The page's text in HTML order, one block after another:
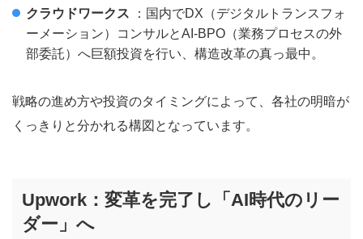
クラウドワークス ：国内でDX（デジタルトランスフォ
ーメーション）コンサルとAI-BPO（業務プロセスの外
部委託）へ巨額投資を行い、構造改革の真っ最中。
戦略の進め方や投資のタイミングによって、各社の明暗が
くっきりと分かれる構図となっています。
Upwork：変革を完了し「AI時代のリー
ダー」へ